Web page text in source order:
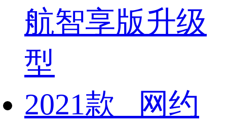
航智享版升级
型
2021款 网约